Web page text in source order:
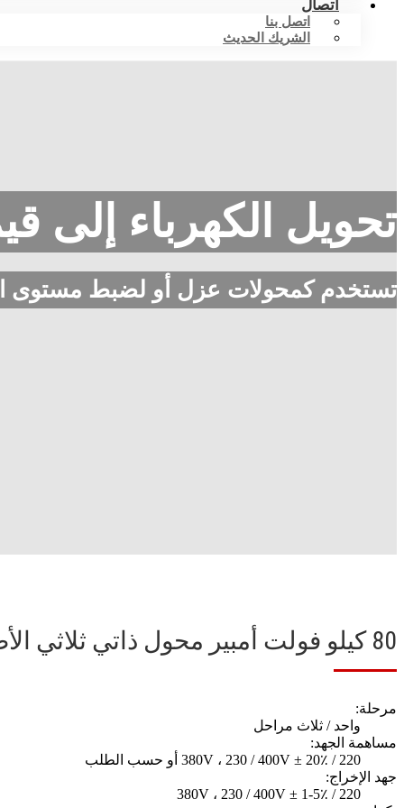
اتصال
اتصل بنا
الشريك الحديث
تحويل الكهرباء إلى
تستخدم كمحولات عزل أو لضبط مستوى
80 كيلو فولت أمبير محول ذاتي ثلاثي الأطوار
مرحلة:
واحد / ثلاث مراحل
مساهمة الجهد:
220 / 380V ، 230 / 400V ± 20٪ أو حسب الطلب
جهد الإخراج:
220 / 380V ، 230 / 400V ± 1-5٪